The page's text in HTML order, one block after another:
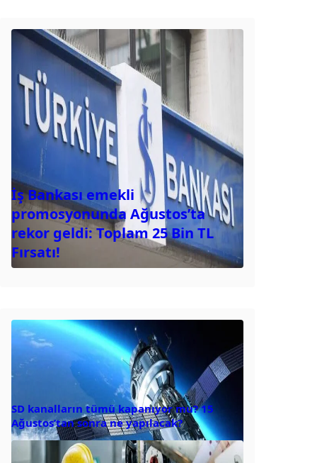
İş Bankası emekli
promosyonunda Ağustos’ta
rekor geldi: Toplam 25 Bin TL
Fırsatı!
SD kanalların tümü kapanıyor mu? 15
Ağustos’tan sonra ne yapılacak?